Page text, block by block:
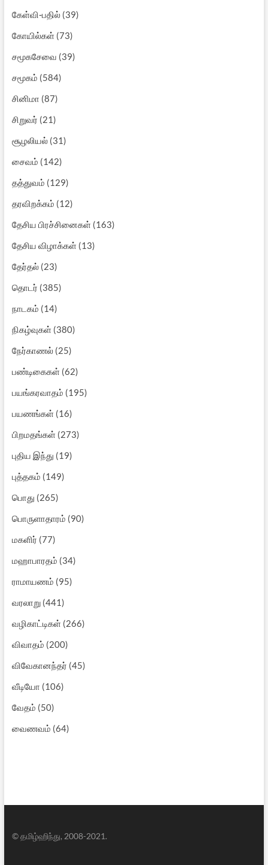
கேள்வி-பதில்(39)
கோயில்கள்(73)
சமூகசேவை (39)
சமூகம் (584)
சினிமா (87)
சிறுவர் (21)
சூழலியல்(31)
சைவம் (142)
தத்துவம் (129)
தரவிறக்கம் (12)
தேசிய பிரச்சினைகள்(163)
தேசிய விழாக்கள்(13)
தேர்தல்(23)
தொடர் (385)
நாடகம் (14)
நிகழ்வுகள்(380)
நேர்காணல்(25)
பண்டிகைகள்(62)
பயங்கரவாதம் (195)
பயணங்கள்(16)
பிறமதங்கள்(273)
புதிய இந்து (19)
புத்தகம் (149)
பொது (265)
பொருளாதாரம் (90)
மகளிர் (77)
மஹாபாரதம் (34)
ராமாயணம் (95)
வரலாறு(441)
வழிகாட்டிகள்(266)
விவாதம் (200)
விவேகானந்தர் (45)
வீடியோ (106)
வேதம் (50)
வைணவம் (64)
© தமிழ்ஹிந்து, 2008-2021.